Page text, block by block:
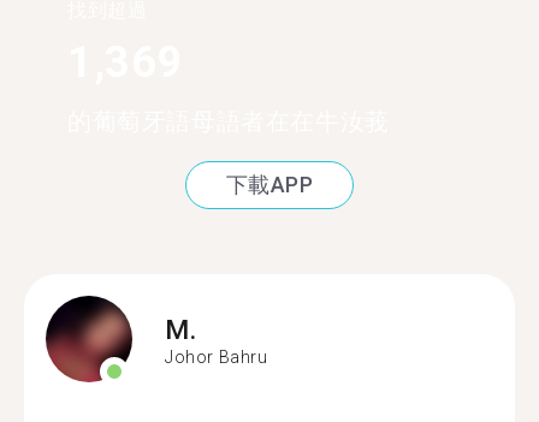
下載APP
M.
Johor Bahru